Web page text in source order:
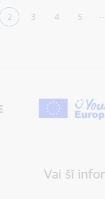
Pašreizējā lapa
2 Lapa
3 Lapa
4 Lapa
5
Vai šī